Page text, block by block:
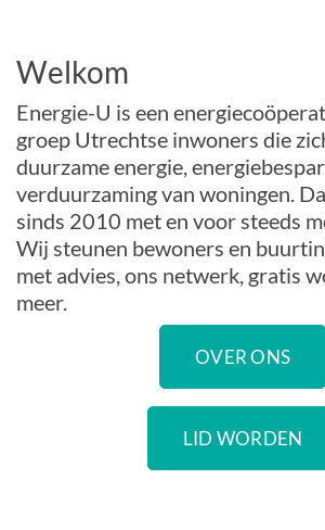
Welkom
Energie-U is een
groep Utrechtse inwoners die
duurzame energie,
verduurzaming van woningen.
sinds 2010 met en voor steeds
Wij steunen bewoners en
met advies, ons netwerk, gratis
meer.
OVER ONS
LID WORDEN